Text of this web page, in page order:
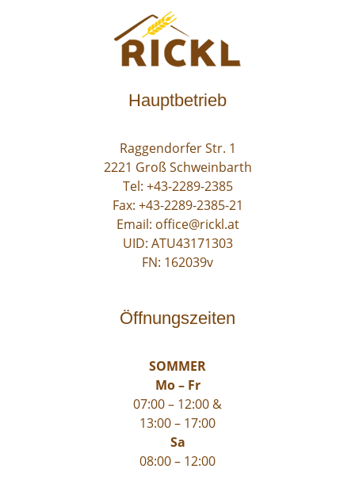
Hauptbetrieb
Raggendorfer Str. 1
2221 Groß Schweinbarth
Tel: +43-2289-2385
Fax: +43-2289-2385-21
Email: office@rickl.at
UID: ATU43171303
FN: 162039v
Öffnungszeiten
SOMMER
Mo – Fr
07:00 – 12:00 &
13:00 – 17:00
Sa
08:00 – 12:00